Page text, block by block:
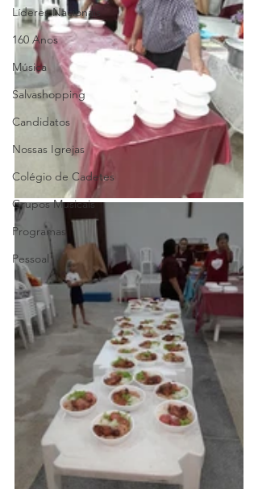
Líderes Nacionais
160 Anos
Música
Salvashopping
Candidatos
Nossas Igrejas
Colégio de Cadetes
Grupos Musicais
Programas
Pessoal